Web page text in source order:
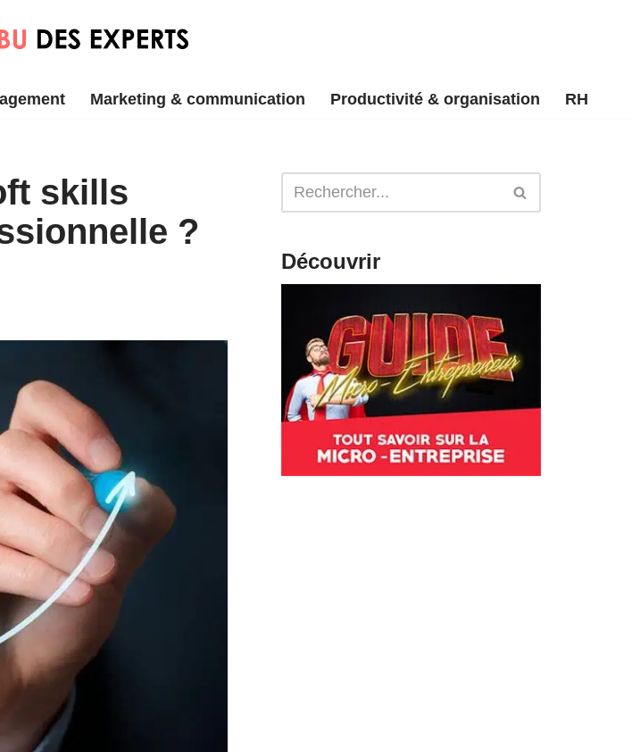
Marketing & communication Productivité & organisation RH
skills
?
Découvrir